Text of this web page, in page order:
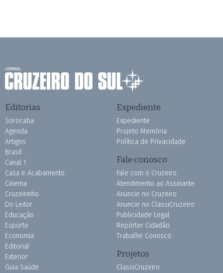
Editorias
Sorocaba
Agenda
Artigos
Brasil
Canal 1
Casa e Acabamento
Cinema
Cruzeirinho
Do Leitor
Educação
Esporte
Economia
Editorial
Exterior
Guia Saúde
Expediente
Expediente
Projeto Memória
Política de Privacidade
Fale conosco
Fale com o Cruzeiro
Atendimento ao Assinante
Anuncie no Cruzeiro
Anuncie no ClassiCruzeiro
Publicidade Legal
Repórter Cidadão
Trabalhe Conosco
Projetos
ClassiCruzeiro